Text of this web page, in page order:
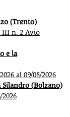
(Trento)
III n. 2 Avio
e la
al 09/08/2026
Silandro (Bolzano)